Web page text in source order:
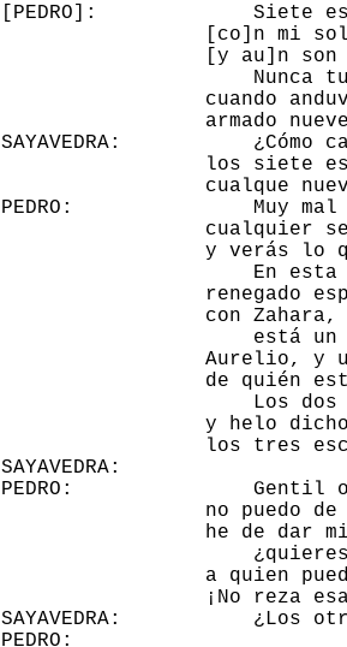
[PEDRO]:             Siete
[co]n mi
[y au]n
Nunca
cuando
armado
SAYAVEDRA:           ¿Cómo
los siete
cualque
PEDRO:               Muy mal
cualquier
y verás lo
En
renegado
con
está
Aurelio, y
de quién
Los
y helo
los tres
SAYAVEDRA:
PEDRO:               Gentil o
no puedo
he de dar
a quien
¡No reza
SAYAVEDRA:           ¿Los
PEDRO: